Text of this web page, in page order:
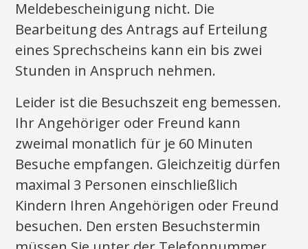
Meldebescheinigung nicht. Die
Bearbeitung des Antrags auf Erteilung
eines Sprechscheins kann ein bis zwei
Stunden in Anspruch nehmen.
Leider ist die Besuchszeit eng bemessen.
Ihr Angehöriger oder Freund kann
zweimal monatlich für je 60 Minuten
Besuche empfangen. Gleichzeitig dürfen
maximal 3 Personen einschließlich
Kindern Ihren Angehörigen oder Freund
besuchen. Den ersten Besuchstermin